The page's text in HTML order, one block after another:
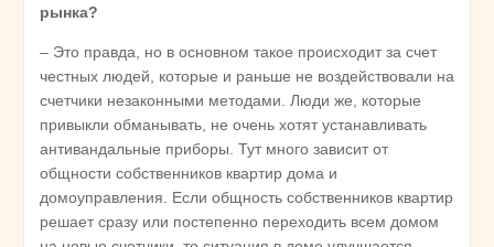
рынка?
– Это правда, но в основном такое происходит за счет
честных людей, которые и раньше не воздействовали на
счетчики незаконными методами. Люди же, которые
привыкли обманывать, не очень хотят устанавливать
антивандальные приборы. Тут много зависит от
общности собственников квартир дома и
домоуправления. Если общность собственников квартир
решает сразу или постепенно переходить всем домом